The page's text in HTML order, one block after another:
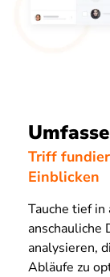
Triff
Einblicken
Tauche tief
anschauliche
analysieren,
Abläufe zu